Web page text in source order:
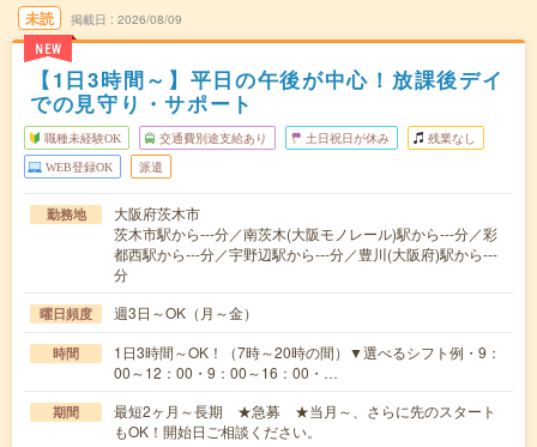
未読
NEW
掲載日 2026/08/09
【1日3時間～】平日の午後が中心！放課後デイ
での見守り・サポート
職種未経験OK 交通費別途支給あり 土日祝日が休み 残業なし
WEB登録OK 派遣
勤務地
大阪府茨木市
茨木市駅から---分／南茨木(大阪モノレール)駅から---分／彩
都西駅から---分／宇野辺駅から---分／豊川(大阪府)駅から---
分
曜日頻度 週3日～OK（月～金）
時間
1日3時間～OK！（7時～20時の間）▼選べるシフト例・9：
00～12：00・9：00～16：00・…
期間
最短2ヶ月～長期 ★急募 ★当月～、さらに先のスタート
もOK！開始日ご相談ください。